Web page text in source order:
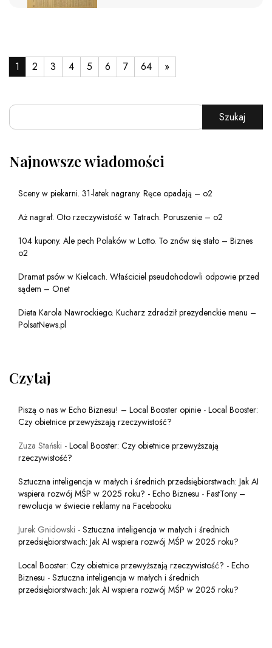
1 2 3 4 5 6 7 64 »
Szukaj
Najnowsze wiadomości
Sceny w piekarni. 31-latek nagrany. Ręce opadają – o2
Aż nagrał. Oto rzeczywistość w Tatrach. Poruszenie – o2
104 kupony. Ale pech Polaków w Lotto. To znów się stało – Biznes
o2
Dramat psów w Kielcach. Właściciel pseudohodowli odpowie przed
sądem – Onet
Dieta Karola Nawrockiego. Kucharz zdradził prezydenckie menu –
PolsatNews.pl
Czytaj
Piszą o nas w Echo Biznesu! – Local Booster opinie - Local Booster:
Czy obietnice przewyższają rzeczywistość?
Zuza Stański - Local Booster: Czy obietnice przewyższają
rzeczywistość?
Sztuczna inteligencja w małych i średnich przedsiębiorstwach: Jak AI
wspiera rozwój MŚP w 2025 roku? - Echo Biznesu - FastTony –
rewolucja w świecie reklamy na Facebooku
Jurek Gnidowski - Sztuczna inteligencja w małych i średnich
przedsiębiorstwach: Jak AI wspiera rozwój MŚP w 2025 roku?
Local Booster: Czy obietnice przewyższają rzeczywistość? - Echo
Biznesu - Sztuczna inteligencja w małych i średnich
przedsiębiorstwach: Jak AI wspiera rozwój MŚP w 2025 roku?